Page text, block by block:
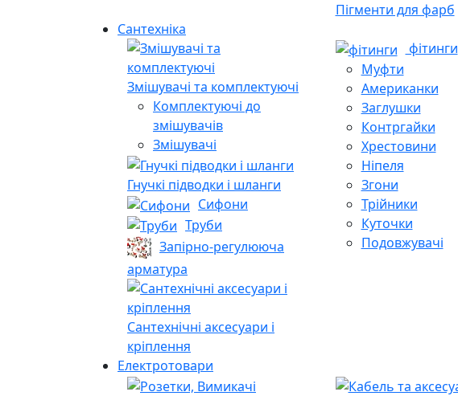
Пігменти для фарб
Сантехніка
Змішувачі та комплектуючі
Комплектуючі до
змішувачів
Змішувачі
Гнучкі підводки і шланги
Сифони
Труби
Запірно-регулююча
арматура
Сантехнічні аксесуари і
кріплення
фітинги
Муфти
Американки
Заглушки
Контргайки
Хрестовини
Ніпеля
Згони
Трійники
Куточки
Подовжувачі
Електротовари